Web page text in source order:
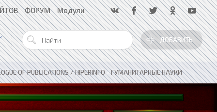
ФОРУМ Модули
ДОБАВИТЬ
OF PUBLICATIONS / HIPERINFO»ГУМАНИТАРНЫЕ НАУКИ